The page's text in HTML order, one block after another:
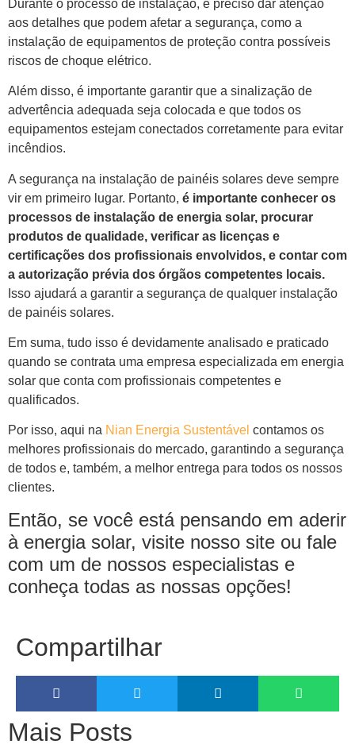
Durante o processo de instalação, é preciso dar atenção
aos detalhes que podem afetar a segurança, como a
instalação de equipamentos de proteção contra possíveis
riscos de choque elétrico.
Além disso, é importante garantir que a sinalização de
advertência adequada seja colocada e que todos os
equipamentos estejam conectados corretamente para evitar
incêndios.
A segurança na instalação de painéis solares deve sempre
vir em primeiro lugar. Portanto, é importante conhecer os
processos de instalação de energia solar, procurar
produtos de qualidade, verificar as licenças e
certificações dos profissionais envolvidos, e contar com
a autorização prévia dos órgãos competentes locais.
Isso ajudará a garantir a segurança de qualquer instalação
de painéis solares.
Em suma, tudo isso é devidamente analisado e praticado
quando se contrata uma empresa especializada em energia
solar que conta com profissionais competentes e
qualificados.
Por isso, aqui na Nian Energia Sustentável contamos os
melhores profissionais do mercado, garantindo a segurança
de todos e, também, a melhor entrega para todos os nossos
clientes.
Então, se você está pensando em aderir
à energia solar, visite nosso site ou fale
com um de nossos especialistas e
conheça todas as nossas opções!
Compartilhar
Mais Posts